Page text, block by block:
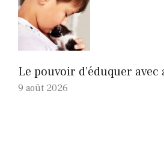
Le pouvoir d’éduquer
9 août 2026